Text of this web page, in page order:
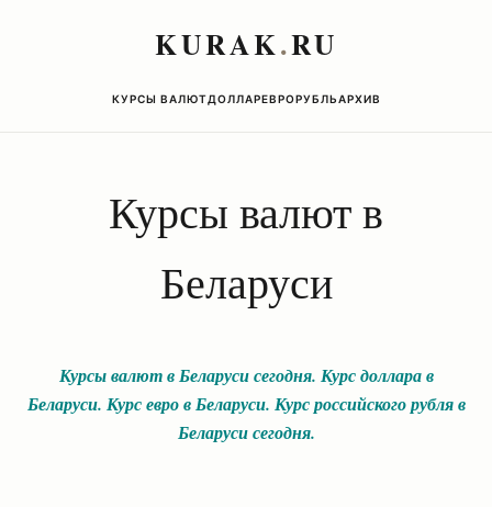
KURAK.RU
КУРСЫ ВАЛЮТДОЛЛАРЕВРОРУБЛЬАРХИВ
Курсы валют в
Беларуси
Курсы валют в Беларуси сегодня. Курс доллара в
Беларуси. Курс евро в Беларуси. Курс российского рубля в
Беларуси сегодня.